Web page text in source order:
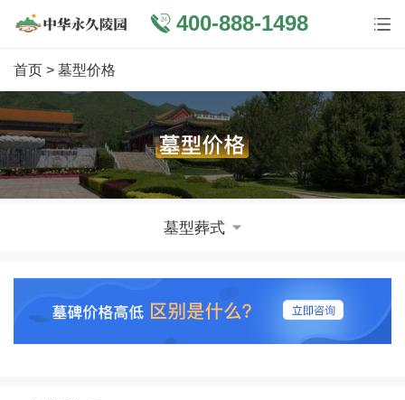
400-888-1498
首页 > 墓型价格
墓型葬式